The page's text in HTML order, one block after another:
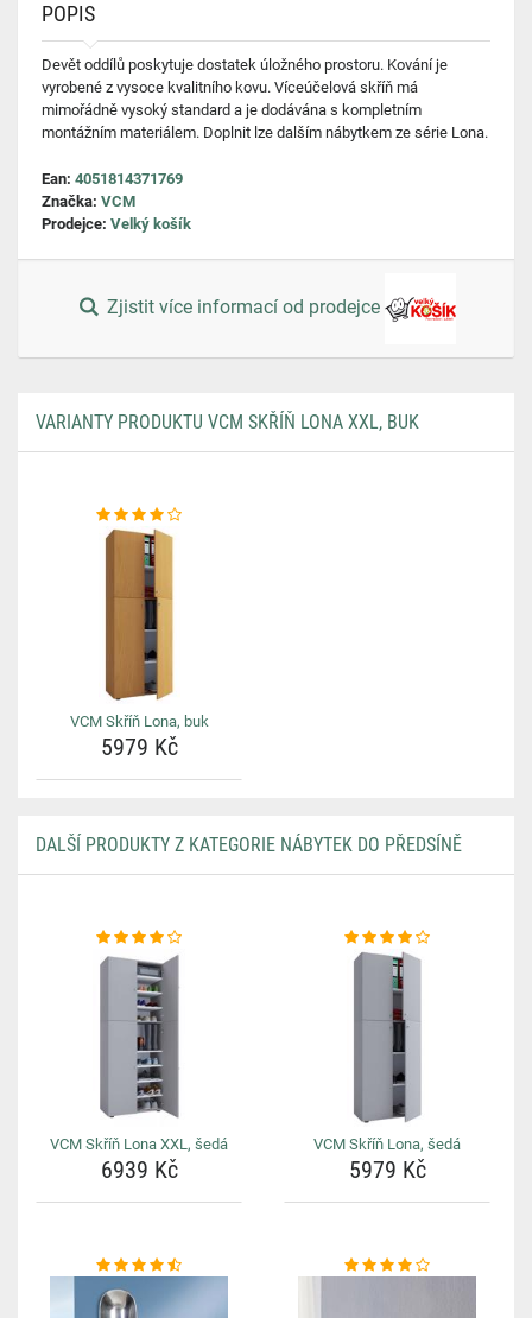
POPIS
Devět oddílů poskytuje dostatek úložného prostoru. Kování je
vyrobené z vysoce kvalitního kovu. Víceúčelová skříň má
mimořádně vysoký standard a je dodávána s kompletním
montážním materiálem. Doplnit lze dalším nábytkem ze série Lona.
Ean: 4051814371769
Značka: VCM
Prodejce: Velký košík
Zjistit více informací od prodejce
VARIANTY PRODUKTU VCM SKŘÍŇ LONA XXL, BUK
VCM Skříň Lona, buk
5979 Kč
DALŠÍ PRODUKTY Z KATEGORIE NÁBYTEK DO PŘEDSÍNĚ
VCM Skříň Lona XXL, šedá
6939 Kč
VCM Skříň Lona, šedá
5979 Kč